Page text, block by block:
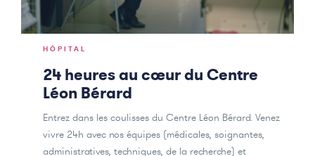
HÔPITAL
24 heures au coeur du Centre
Léon Bérard
Entrez dans les coulisses du Centre Léon Bérard. Venez
vivre 24h avec nos équipes (médicales, soignantes,
administratives, techniques, de la recherche) et